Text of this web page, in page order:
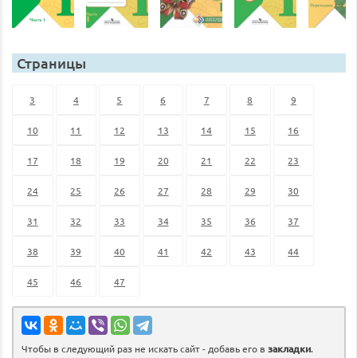
Страницы
3 4 5 6 7 8 9
10 11 12 13 14 15 16
17 18 19 20 21 22 23
24 25 26 27 28 29 30
31 32 33 34 35 36 37
38 39 40 41 42 43 44
45 46 47
Чтобы в следующий раз не искать сайт - добавь его в закладки.